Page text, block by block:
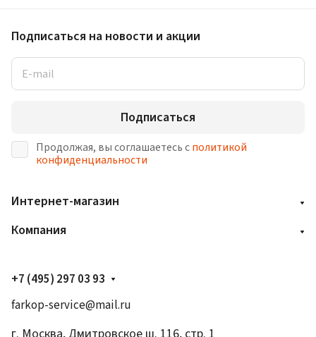
Подписаться на новости и акции
Подписаться
Продолжая, вы соглашаетесь сполитикой
конфиденциальности
Интернет-магазин
Компания
+7 (495) 297 03 93
farkop-service@mail.ru